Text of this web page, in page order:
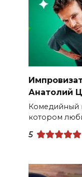
Анатолий
Комедийный
котором
5